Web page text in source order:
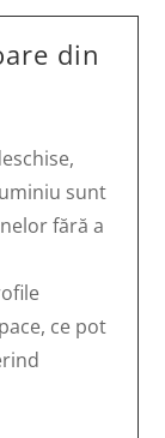
din
sunt
fără a
ce pot